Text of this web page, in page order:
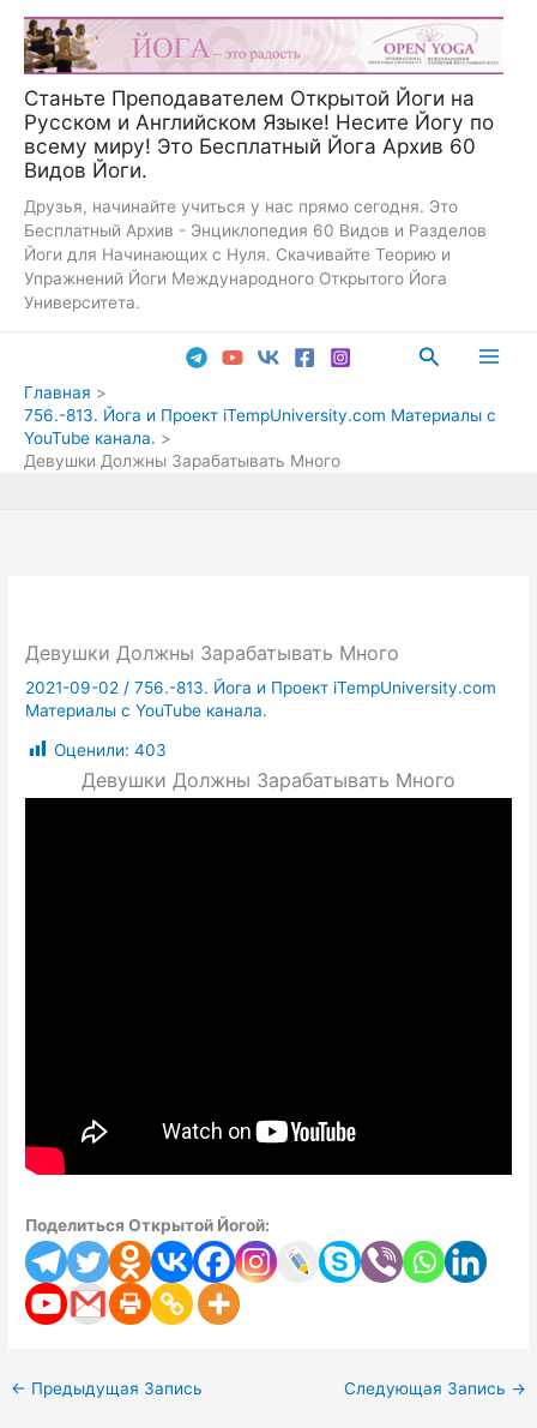
Перейти
содержимому
Станьте Преподавателем Открытой Йоги на
Русском и Английском Языке! Несите Йогу по
всему миру! Это Бесплатный Йога Архив 60
Видов Йоги.
Друзья, начинайте учиться у нас прямо сегодня. Это
Бесплатный Архив - Энциклопедия 60 Видов и Разделов
Йоги для Начинающих с Нуля. Скачивайте Теорию и
Упражнений Йоги Международного Открытого Йога
Университета.
Поиск
Главная
756.-813. Йога и Проект iTempUniversity.com Материалы с
YouTube канала.
Девушки Должны Зарабатывать Много
Девушки Должны Зарабатывать Много
2021-09-02 /756.-813. Йога и Проект iTempUniversity.com
Материалы с YouTube канала.
Оценили: 403
Девушки Должны Зарабатывать Много
Поделиться Открытой Йогой:
← Предыдущая Запись Следующая Запись →